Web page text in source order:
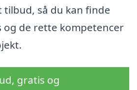
så du kan finde
og de rette kompetencer
gratis og